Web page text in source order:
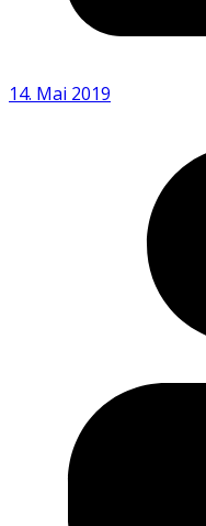
14. Mai 2019